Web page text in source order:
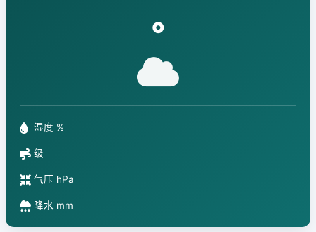
°
湿度 %
级
气压 hPa
降水 mm